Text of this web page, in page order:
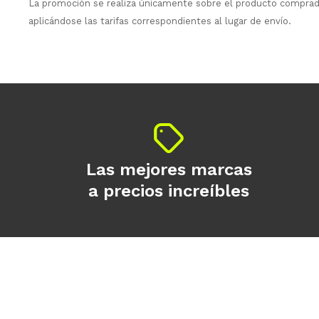
La promoción se realiza únicamente sobre el producto
aplicándose las tarifas correspondientes al lugar de envío.
Las mejores marcas
a precios increíbles